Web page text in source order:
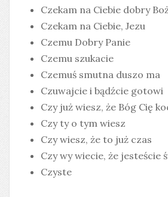
Czekam na Ciebie dobry
Czekam na Ciebie, Jezu
Czemu Dobry Panie
Czemu szukacie
Czemuś smutna duszo ma
Czuwajcie i bądźcie gotowi
Czy już wiesz, że Bóg Cię
Czy ty o tym wiesz
Czy wiesz, że to już czas
Czy wy wiecie, że jesteście
Czyste